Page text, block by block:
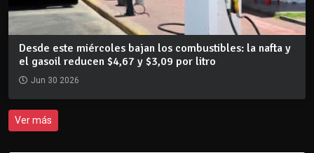
Desde este miércoles bajan los combustibles: la nafta y
el gasoil reducen $4,67 y $3,09 por litro
Jun 30 2026
Ver más